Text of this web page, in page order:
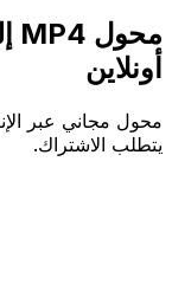
أونلاين
يتطلب الاشتراك.